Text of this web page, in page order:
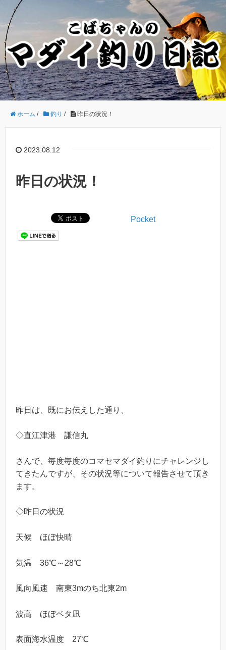
ホーム / 釣り / 昨日の状況！
2023.08.12
昨日の状況！
Pocket
昨日は、既にお伝えした通り、
◇直江津港 謙信丸
さんで、毎度毎度のコマセマダイ釣りにチャレンジし
てきたんですが、その状況等について報告させて頂き
ます。
◇昨日の状況
天候 ほぼ快晴
気温 36℃～28℃
風向風速 南東3mのち北東2m
波高 ほぼベタ凪
表面海水温度 27℃